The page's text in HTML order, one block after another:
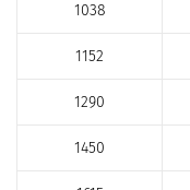
1038
1152
1290
1450